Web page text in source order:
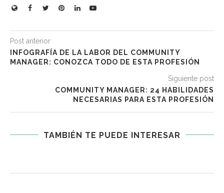
Post anterior
INFOGRAFÍA DE LA LABOR DEL COMMUNITY
MANAGER: CONOZCA TODO DE ESTA PROFESIÓN
Siguiente post
COMMUNITY MANAGER: 24 HABILIDADES
NECESARIAS PARA ESTA PROFESIÓN
TAMBIÉN TE PUEDE INTERESAR